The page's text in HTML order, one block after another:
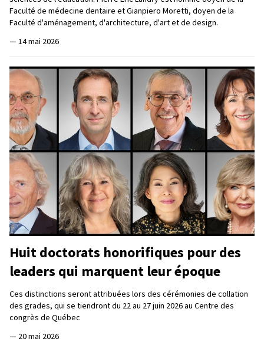
Faculté de médecine dentaire et Gianpiero Moretti, doyen de la
Faculté d'aménagement, d'architecture, d'art et de design.
— 14 mai 2026
Huit doctorats honorifiques pour des
leaders qui marquent leur époque
Ces distinctions seront attribuées lors des cérémonies de collation
des grades, qui se tiendront du 22 au 27 juin 2026 au Centre des
congrès de Québec
— 20 mai 2026